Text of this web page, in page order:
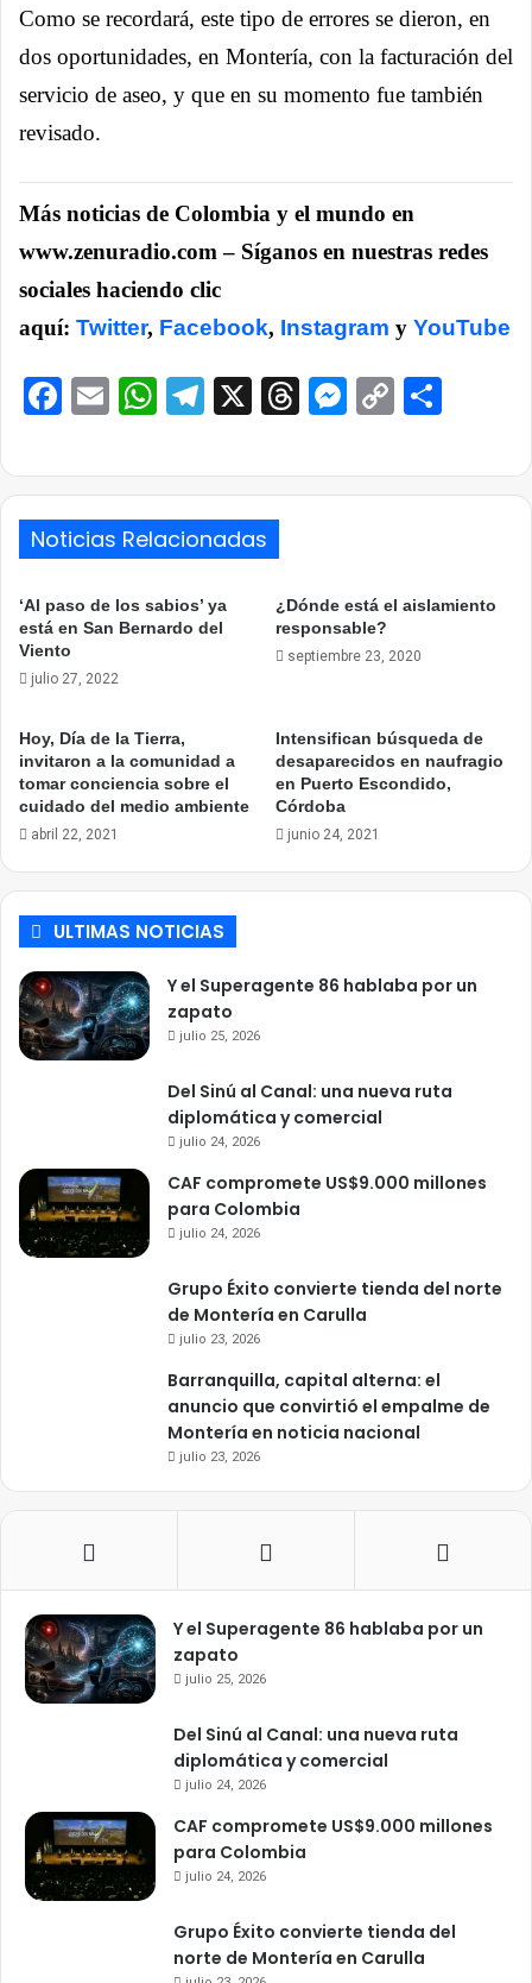
Como se recordará, este tipo de errores se dieron, en
dos oportunidades, en Montería, con la facturación del
servicio de aseo, y que en su momento fue también
revisado.
Más noticias de Colombia y el mundo en
www.zenuradio.com – Síganos en nuestras redes
sociales haciendo clic
aquí: Twitter, Facebook, Instagram y YouTube
Facebook
EmailWhatsApp
Telegram
X ThreadsCopy
Noticias Relacionadas
‘Al paso de los sabios’ ya
está en San Bernardo del
Viento
julio 27, 2022
¿Dónde está el aislamiento
responsable?
septiembre 23, 2020
Hoy, Día de la Tierra,
invitaron a la comunidad a
tomar conciencia sobre el
cuidado del medio ambiente
abril 22, 2021
Intensifican búsqueda de
desaparecidos en naufragio
en Puerto Escondido,
Córdoba
junio 24, 2021
ULTIMAS NOTICIAS
Y el Superagente 86 hablaba por un
zapato
julio 25, 2026
Del Sinú al Canal: una nueva ruta
diplomática y comercial
julio 24, 2026
CAF compromete US$9.000 millones
para Colombia
julio 24, 2026
Grupo Éxito convierte tienda del norte
de Montería en Carulla
julio 23, 2026
Barranquilla, capital alterna: el
anuncio que convirtió el empalme de
Montería en noticia nacional
julio 23, 2026
Y el Superagente 86 hablaba por un
zapato
julio 25, 2026
Del Sinú al Canal: una nueva ruta
diplomática y comercial
julio 24, 2026
CAF compromete US$9.000 millones
para Colombia
julio 24, 2026
Grupo Éxito convierte tienda del
norte de Montería en Carulla